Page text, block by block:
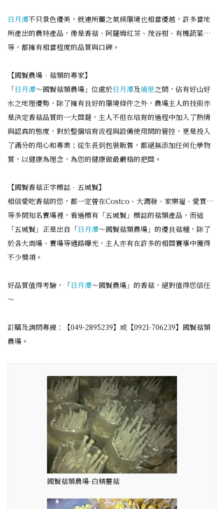
日月潭不只景色優美，就連所屬之氣候環境也相當優越，許多當地
所產出的農特產品，像是香菇、阿薩姆紅茶、茂谷柑、有機蔬菜…
等，都擁有相當程度的品質與口碑。
【國賢農場．菇類的專家】
「日月潭～國賢菇類農場」位處於日月潭及埔里之間，佔有好山好
水之地理優勢，除了擁有良好的環境條件之外，農場主人的技術亦
是決定香菇品質的一大關鍵，主人不但在培育的過程中加入了熱情
與認真的態度，對於整個培育流程與設備使用間的管控，更是投入
了滿分的用心和專業；從生長到包裝販售，都絕無添加任何化學物
質，以健康為理念，為您的健康做最嚴格的把關。
【國賢香菇正字標誌．五城賢】
相信愛吃香菇的您，都一定曾在Costco、大潤發、家樂福、愛買…
等多間知名賣場裡，看過標有「五城賢」標誌的菇類產品，而這
「五城賢」正是出自「日月潭～國賢菇類農場」的優良菇種，除了
於各大商場、賣場等通路曝光，主人亦有在許多的相關賽事中獲得
不少獎項。
好品質值得考驗，「日月潭～國賢農場」的香菇，絕對值得您信任
～
訂購及詢問專線：【049-2895239】或【0921-706239】國賢菇類
農場。
國賢菇類農場-白精靈菇